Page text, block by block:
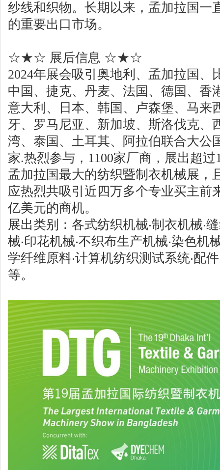
纱线和织物。长期以来，孟加拉国一
的重要出口市场。
☆★☆ 展后信息 ☆★☆
2024年展会吸引奥地利、孟加拉国、
中国、捷克、丹麦、法国、德国、香
意大利、日本、韩国、卢森堡、马来
牙、罗马尼亚、新加坡、斯洛伐克、
湾、泰国、土耳其、阿拉伯联合大公
家.热烈参与，1100家厂商，展出超
孟加拉国最大的纺织暨制衣机械展，
应热烈共吸引近四万多个专业买主前
亿美元的商机。
展出类别：各式纺织机械‧制衣机械‧
械‧印花机械‧不织布生产机械‧染色机
学纤维原料‧计算机纺织测试系统‧配
等。